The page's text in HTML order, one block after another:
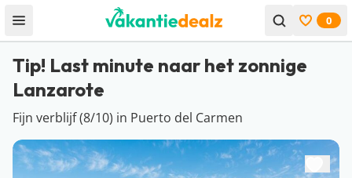
Open menu Bekijk
0
Tip! Last minute naar het zonnige
Lanzarote
Fijn verblijf (8/10) in Puerto del Carmen